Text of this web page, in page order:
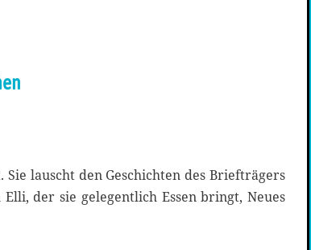
lauscht den Geschichten des Briefträgers
der sie gelegentlich Essen bringt, Neues